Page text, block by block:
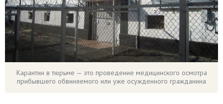
Карантин в тюрьме — это проведение медицинского осмотра
прибывшего обвиняемого или уже осужденного гражданина